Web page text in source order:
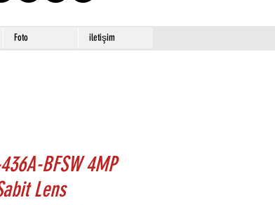
Foto iletişim
BFSW 4MP
Lens